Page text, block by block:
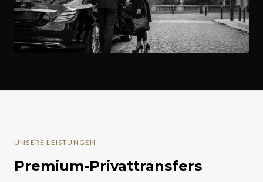
UNSERE LEISTUNGEN
Premium-Privattransfers